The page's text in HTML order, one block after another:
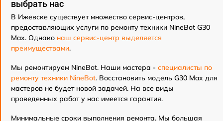
выбрать нас
В Ижевске существует множество сервис-центров,
предоставляющих услуги по ремонту техники NineBot G30
Max. Однако наш сервис-центр выделяется
преимуществами.
Мы ремонтируем NineBot. Наши мастера - специалисты по
ремонту техники NineBot. Восстановить модель G30 Max для
мастеров не будет новой задачей. На все виды
проведенных работ у нас имеется гарантия.
Минимальные сроки выполнения ремонта. Мы большая